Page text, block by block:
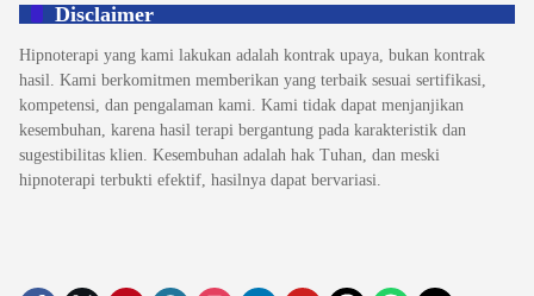
Disclaimer
Hipnoterapi yang kami lakukan adalah kontrak upaya, bukan kontrak
hasil. Kami berkomitmen memberikan yang terbaik sesuai sertifikasi,
kompetensi, dan pengalaman kami. Kami tidak dapat menjanjikan
kesembuhan, karena hasil terapi bergantung pada karakteristik dan
sugestibilitas klien. Kesembuhan adalah hak Tuhan, dan meski
hipnoterapi terbukti efektif, hasilnya dapat bervariasi.